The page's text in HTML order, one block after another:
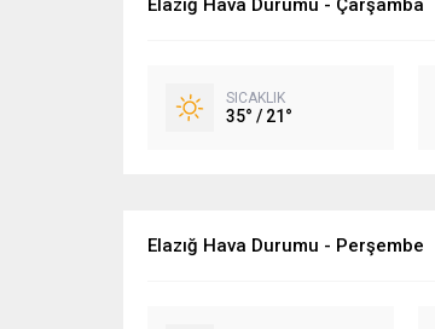
Elazığ Hava Durumu - Çarşamba
SICAKLIK
35° / 21°
Elazığ Hava Durumu - Perşembe